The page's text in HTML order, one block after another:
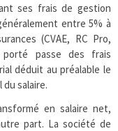
ses frais de gestion
entre 5% à
(CVAE, RC Pro,
passe des frais
déduit au préalable le
salaire.
en salaire net,
part. La société de